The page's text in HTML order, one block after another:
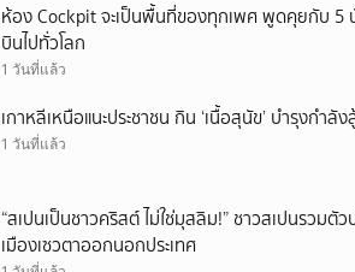
ห้อง Cockpit จะเป็นพื้นที่ของทุกเพศ พูดคุยกับ 5
บินไปทั่วโลก
1 วันที่แล้ว
เกาหลีเหนือแนะประชาชน กิน ‘เนื้อสุนัข’ บำรุงกำ
1 วันที่แล้ว
“สเปนเป็นชาวคริสต์ ไม่ใช่มุสลิม!” ชาวสเปนรวม
เมืองเซวตาออกนอกประเทศ